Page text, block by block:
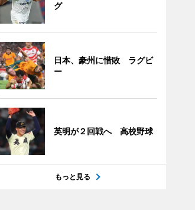
グ
日本、豪州に惜敗 ラグビ
ー
英明が２回戦へ 高校野球
もっと見る